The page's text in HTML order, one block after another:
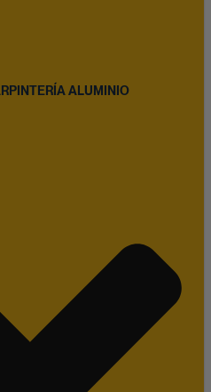
ALUMINIO